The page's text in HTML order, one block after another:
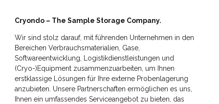
Cryondo – The Sample Storage Company.
Wir sind stolz darauf, mit führenden Unternehmen in den
Bereichen Verbrauchsmaterialien, Gase,
Softwareentwicklung, Logistikdienstleistungen und
(Cryo-)Equipment zusammenzuarbeiten, um Ihnen
erstklassige Lösungen für Ihre externe Probenlagerung
anzubieten. Unsere Partnerschaften ermöglichen es uns,
Ihnen ein umfassendes Serviceangebot zu bieten, das